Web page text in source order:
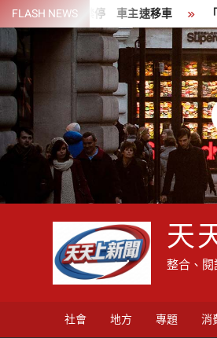
Skip
to
content
FLASH NEWS
7時恢復禁停 車主速移車 「基隆長
天
整合、閱
社會 地方 專題 消